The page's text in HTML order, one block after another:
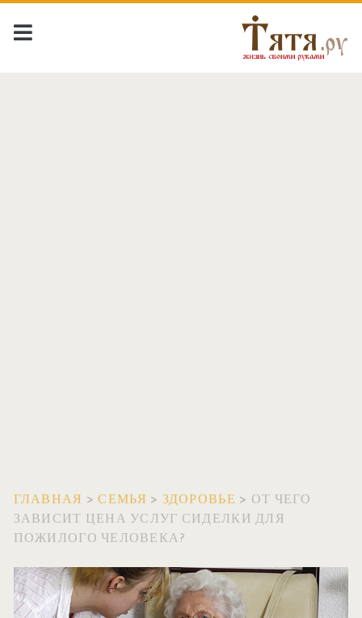
ГЛАВНАЯ >СЕМЬЯ > ЗДОРОВЬЕ > ОТ ЧЕГО
ЗАВИСИТ ЦЕНА УСЛУГ СИДЕЛКИ ДЛЯ
ПОЖИЛОГО ЧЕЛОВЕКА?